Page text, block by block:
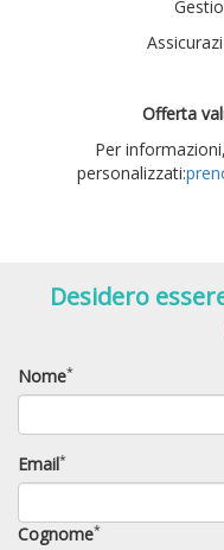
Offerta
Per
personalizzati:
Desidero
Nome*
Email*
Cognome*